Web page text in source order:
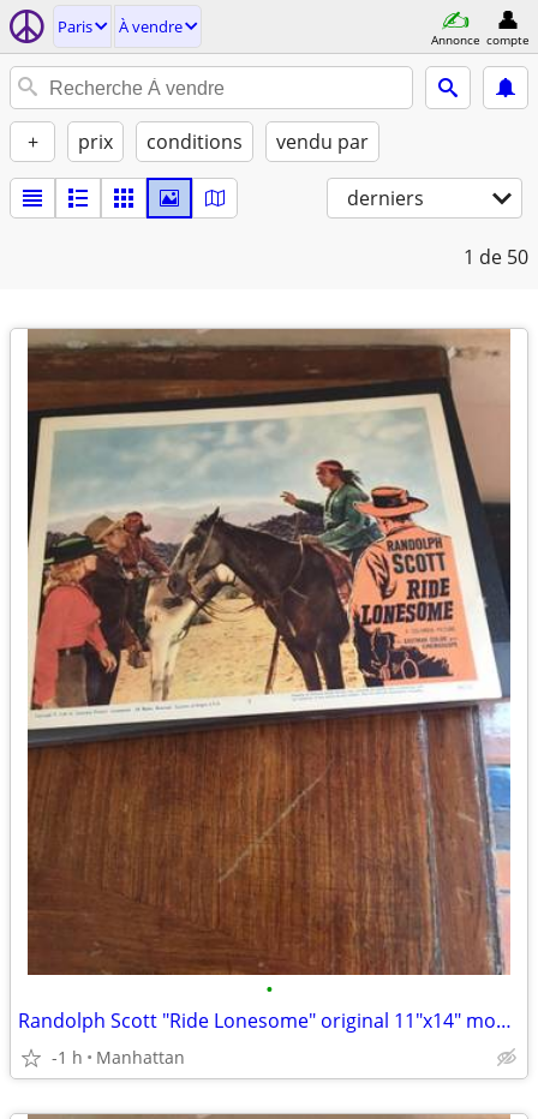
Paris À vendre
Annonce compte
+ prix conditions vendu par
derniers
1 de 50
•
Randolph Scott "Ride Lonesome" original 11"x14" movie poster
-1 h Manhattan